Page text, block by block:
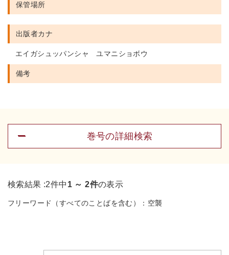
保管場所
出版者カナ
エイガシュッパンシャ ユマニショボウ
備考
巻号の詳細検索
検索結果 :2件中 1 ～ 2件の表示
フリーワード（すべてのことばを含む）： 空襲